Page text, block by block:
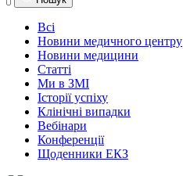
Всі
Новини медичного центру
Новини медицини
Статті
Ми в ЗМІ
Історії успіху
Клінічні випадки
Вебінари
Конференції
Щоденники ЕКЗ